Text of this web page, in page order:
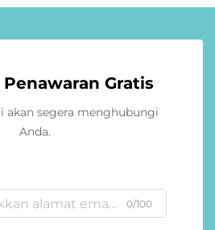
Gratis
akan segera menghubungi
Anda.
0/100